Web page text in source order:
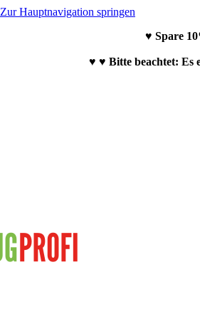
Zur Hauptnavigation springen
♥ Spare
♥ ♥ Bitte beachtet: Es